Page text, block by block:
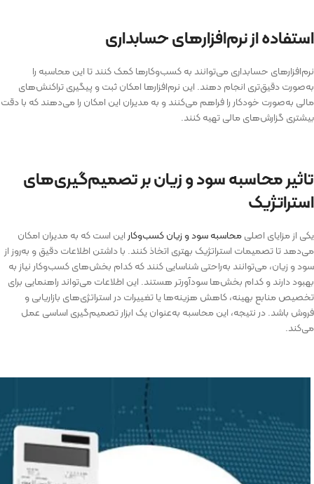
استفاده از نرم‌افزارهای حسابداری
نرم‌افزارهای حسابداری می‌توانند به کسب‌وکارها کمک کنند تا این محاسبه را
به‌صورت دقیق‌تری انجام دهند. این نرم‌افزارها امکان ثبت و پیگیری تراکنش‌های
مالی به‌صورت خودکار را فراهم می‌کنند و به مدیران این امکان را می‌دهند که با دقت
بیشتری گزارش‌های مالی تهیه کنند.
تاثیر محاسبه سود و زیان بر تصمیم‌گیری‌های
استراتژیک
یکی از مزایای اصلیمحاسبه سود و زیان کسب‌وکاراین است که به مدیران امکان
می‌دهد تا تصمیمات استراتژیک بهتری اتخاذ کنند. با داشتن اطلاعات دقیق و به‌روز از
سود و زیان، می‌توانند به‌راحتی شناسایی کنند که کدام بخش‌های کسب‌وکار نیاز به
بهبود دارند و کدام بخش‌ها سودآورتر هستند. این اطلاعات می‌تواند راهنمایی برای
تخصیص منابع بهینه، کاهش هزینه‌ها یا تغییرات در استراتژی‌های بازاریابی و
فروش باشد. در نتیجه، این محاسبه به‌عنوان یک ابزار تصمیم‌گیری اساسی عمل
می‌کند.